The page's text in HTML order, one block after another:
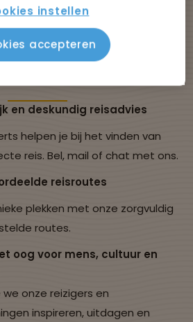
en deskundig reisadvies
helpen je bij het vinden van
reis. Bel, mail of chat met ons.
reisroutes
plekken met onze zorgvuldig
routes.
oog voor mens, cultuur en
onze reizigers en
inspireren, uitdagen en
instellen
accepteren